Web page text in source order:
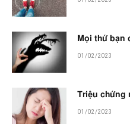
Mọi thứ bạn
01/02/2023
Triệu chứng
01/02/2023